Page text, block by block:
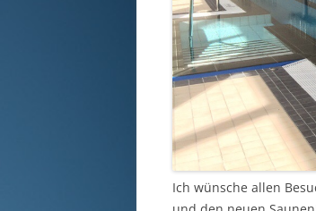
Ich wünsche allen